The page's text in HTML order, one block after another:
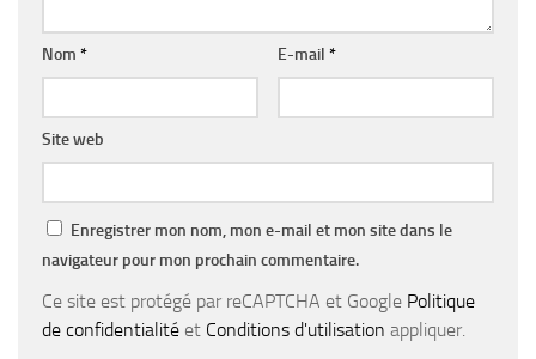
Nom * E-mail *
Site web
Enregistrer mon nom, mon e-mail et mon site dans le
navigateur pour mon prochain commentaire.
Ce site est protégé par reCAPTCHA et Google Politique
de confidentialité et Conditions d'utilisation appliquer.